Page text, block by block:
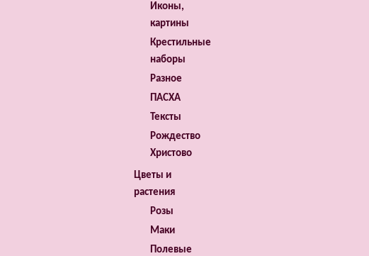
Иконы,
картины
Крестильные
наборы
Разное
ПАСХА
Тексты
Рождество
Христово
Цветы и
растения
Розы
Маки
Полевые